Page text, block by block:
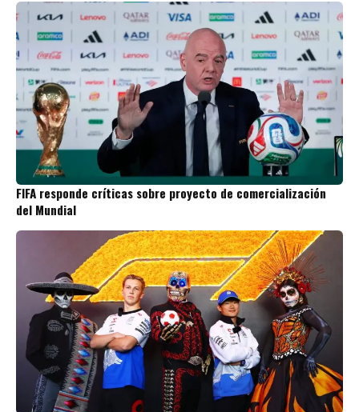
FIFA responde críticas sobre proyecto de comercialización
del Mundial